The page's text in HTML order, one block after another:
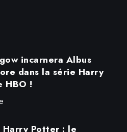
incarnera Albus
dans la série Harry
HBO !
Potter : le